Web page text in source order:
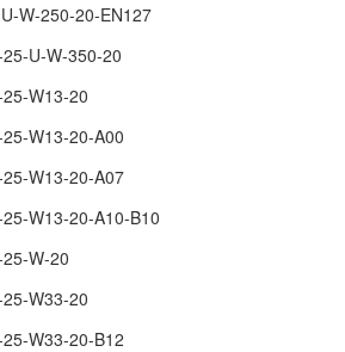
W-250-20-EN127
U-W-350-20
W13-20
W13-20-A00
W13-20-A07
W13-20-A10-B10
W-20
W33-20
W33-20-B12